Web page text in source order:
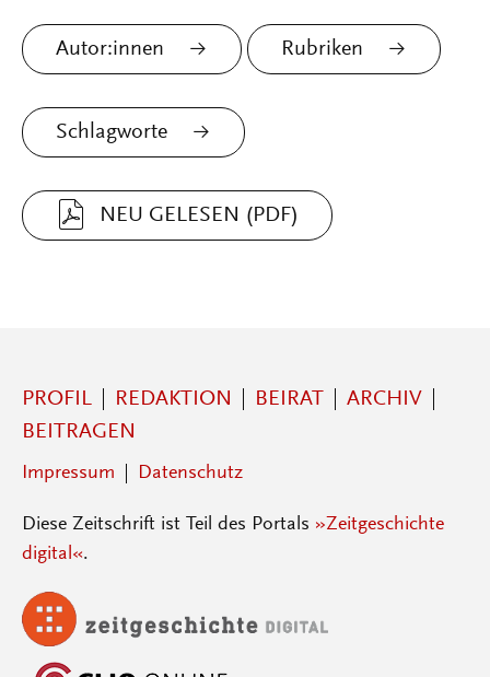
Autor:innen Rubriken
Schlagworte
NEU GELESEN (PDF)
PROFIL REDAKTION BEIRAT
ARCHIV
BEITRAGEN
Impressum Datenschutz
Diese Zeitschrift ist Teil des Portals »Zeitgeschichte
digital«.